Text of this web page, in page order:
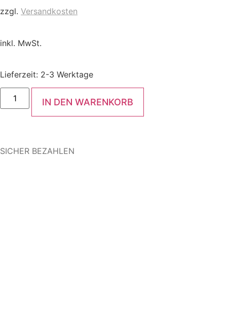
zzgl. Versandkosten
inkl. MwSt.
Lieferzeit: 2-3 Werktage
IN DEN WARENKORB
SICHER BEZAHLEN